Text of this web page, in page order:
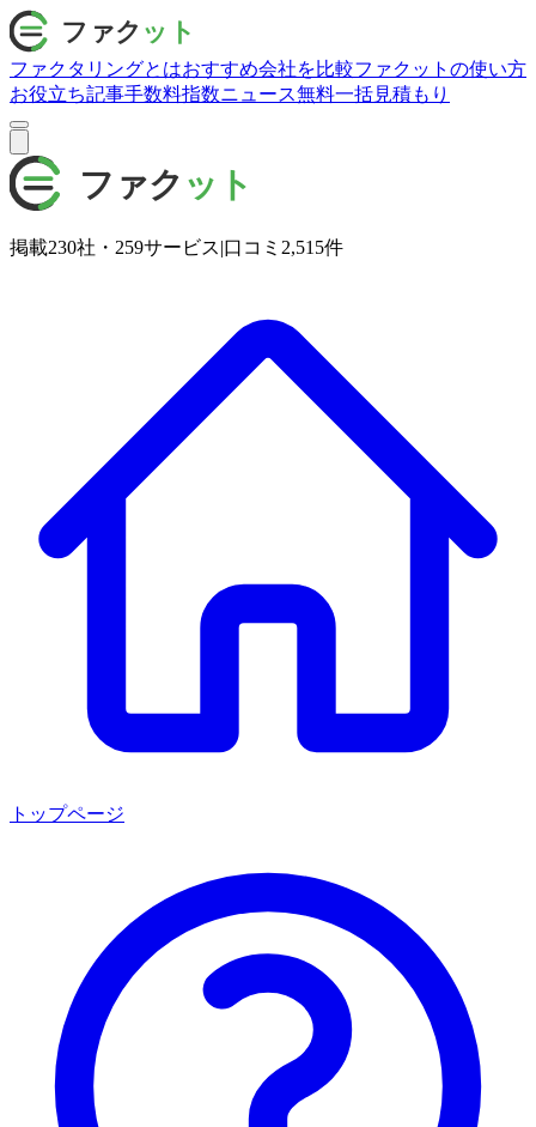
ファクタリングとはおすすめ会社を比較ファクットの使い方
お役立ち記事手数料指数ニュース無料一括見積もり
掲載230社・ 259サービス|口コミ 2,515件
トップページ